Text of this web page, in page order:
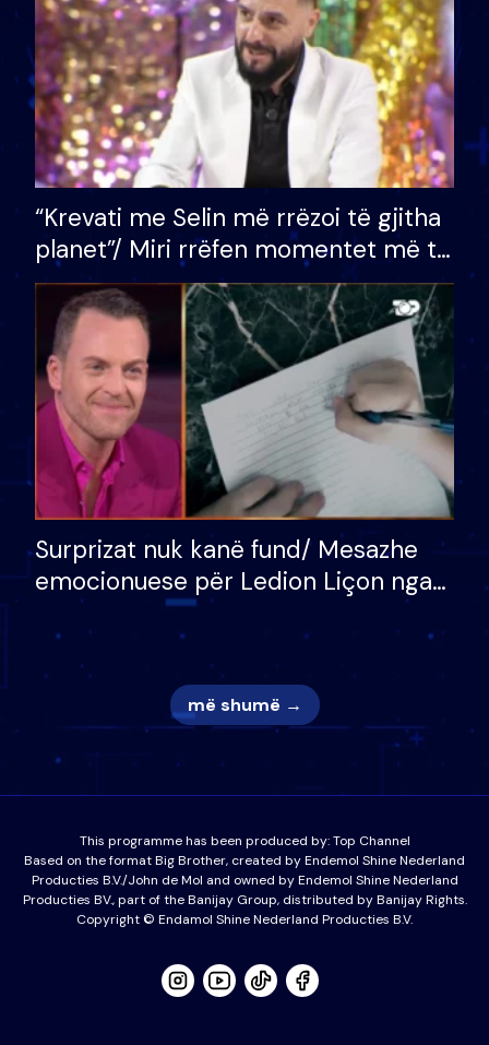
“Krevati me Selin më rrëzoi të gjitha
planet”/ Miri rrëfen momentet më të
bukura në shtëpinë e BB VIP: Do më
mungojë zilja e mëngjesit kur…
Surprizat nuk kanë fund/ Mesazhe
emocionuese për Ledion Liçon nga
nëna dhe fëmijët e tij, moderatori
nuk i mban dot lotët: Nuk meritoj…
më shumë →
This programme has been produced by:Top Channel
Based on the format Big Brother, created by Endemol Shine Nederland
Producties B.V./John de Mol and owned by Endemol Shine Nederland
Producties BV., part of the Banijay Group, distributed by Banijay Rights.
Copyright © Endamol Shine Nederland Producties B.V.